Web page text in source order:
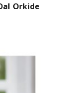
Orkide